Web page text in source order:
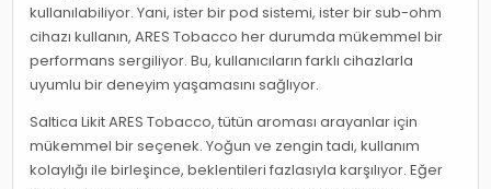
kullanılabiliyor. Yani, ister bir pod sistemi, ister bir sub-ohm
cihazı kullanın, ARES Tobacco her durumda mükemmel bir
performans sergiliyor. Bu, kullanıcıların farklı cihazlarla
uyumlu bir deneyim yaşamasını sağlıyor.
Saltica Likit ARES Tobacco, tütün aroması arayanlar için
mükemmel bir seçenek. Yoğun ve zengin tadı, kullanım
kolaylığı ile birleşince, beklentileri fazlasıyla karşılıyor. Eğer